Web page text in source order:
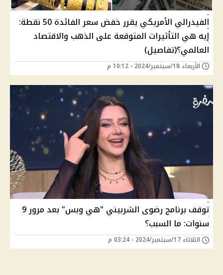
الفيدرالي الأمريكي يقرر خفض سعر الفائدة 50 نقطة:
إيه هي التأثيرات المتوقعة على الذهب والاقتصاد
العالمي؟(تفاصيل)
الأربعاء 18/سبتمبر/2024 - 10:12 م
توقف برنامج رضوى الشربيني "هي وبس" بعد مرور 9
سنوات: ما السبب؟
الثلاثاء 17/سبتمبر/2024 - 03:24 م